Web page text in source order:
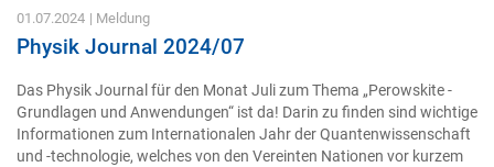
01.07.2024 | Meldung
Physik Journal 2024/07
Das Physik Journal für den Monat Juli zum Thema „Perowskite -
Grundlagen und Anwendungen“ ist da! Darin zu finden sind wichtige
Informationen zum Internationalen Jahr der Quantenwissenschaft
und -technologie, welches von den Vereinten Nationen vor kurzem